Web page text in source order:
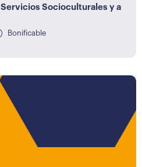
Servicios Socioculturales y a
Bonificable